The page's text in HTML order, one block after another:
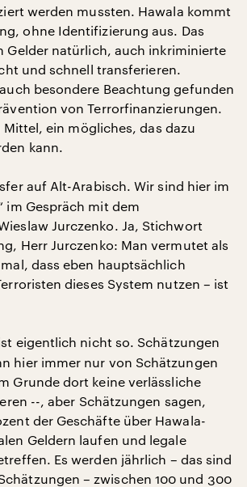
werden mussten. Hawala kommt
ohne Identifizierung aus. Das
Gelder natürlich, auch inkriminierte
und schnell transferieren.
besondere Beachtung gefunden
von Terrorfinanzierungen.
Mittel, ein mögliches, das dazu
kann.
auf Alt-Arabisch. Wir sind hier im
im Gespräch mit dem
Jurczenko. Ja, Stichwort
Herr Jurczenko: Man vermutet als
dass eben hauptsächlich
dieses System nutzen – ist
eigentlich nicht so. Schätzungen
hier immer nur von Schätzungen
Grunde dort keine verlässliche
--, aber Schätzungen sagen,
der Geschäfte über Hawala-
Geldern laufen und legale
Es werden jährlich – das sind
– zwischen 100 und 300